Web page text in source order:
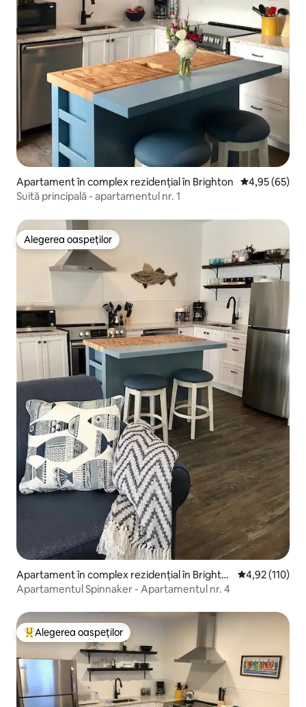
Apartament în complex rezidențial în Brighton Scor mediu
4,95 (65)
Suită principală - apartamentul nr. 1
Alegerea oaspeților
Alegerea oaspeților
Apartament în complex rezidențial în Brighto
n
Scor mediu
4,92 (110)
Apartamentul Spinnaker - Apartamentul nr. 4
Locuință din topul categoriei Alegerea oaspeților
Alegerea oaspeților